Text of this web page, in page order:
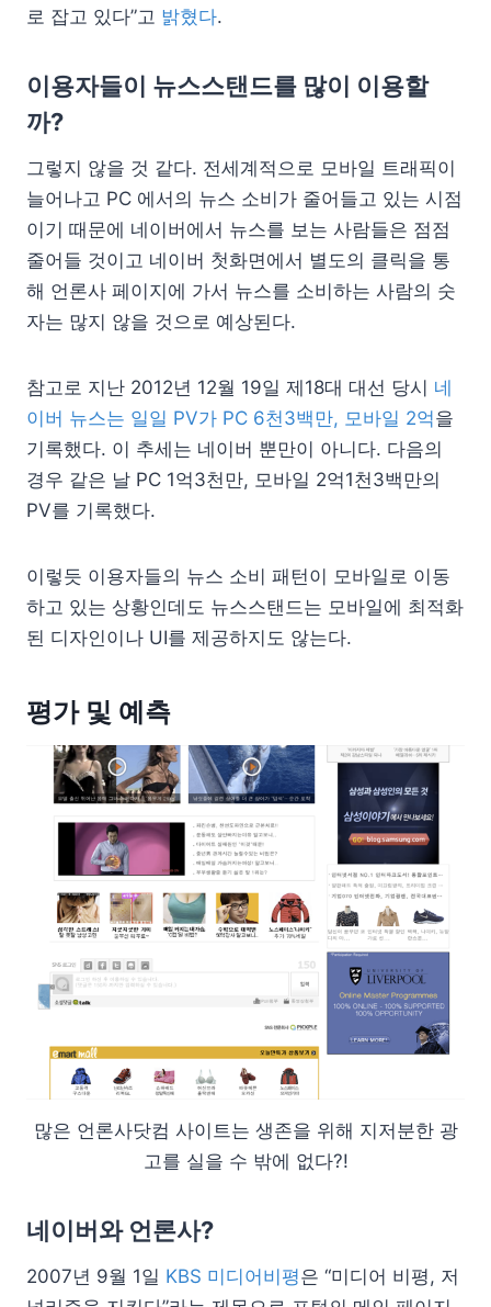
로 잡고 있다”고 밝혔다.
이용자들이 뉴스스탠드를 많이 이용할
까?
그렇지 않을 것 같다. 전세계적으로 모바일 트래픽이
늘어나고 PC 에서의 뉴스 소비가 줄어들고 있는 시점
이기 때문에 네이버에서 뉴스를 보는 사람들은 점점
줄어들 것이고 네이버 첫화면에서 별도의 클릭을 통
해 언론사 페이지에 가서 뉴스를 소비하는 사람의 숫
자는 많지 않을 것으로 예상된다.
참고로 지난 2012년 12월 19일 제18대 대선 당시 네
이버 뉴스는 일일 PV가 PC 6천3백만, 모바일 2억을
기록했다. 이 추세는 네이버 뿐만이 아니다. 다음의
경우 같은 날 PC 1억3천만, 모바일 2억1천3백만의
PV를 기록했다.
이렇듯 이용자들의 뉴스 소비 패턴이 모바일로 이동
하고 있는 상황인데도 뉴스스탠드는 모바일에 최적화
된 디자인이나 UI를 제공하지도 않는다.
평가 및 예측
많은 언론사닷컴 사이트는 생존을 위해 지저분한 광
고를 실을 수 밖에 없다?!
네이버와 언론사?
2007년 9월 1일 KBS 미디어비평은 “미디어 비평, 저